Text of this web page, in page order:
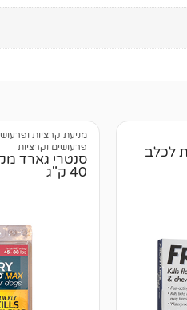
אמפולות לכלב
מניעת קרציות
פרעושים וקרציות
40 ק"ג